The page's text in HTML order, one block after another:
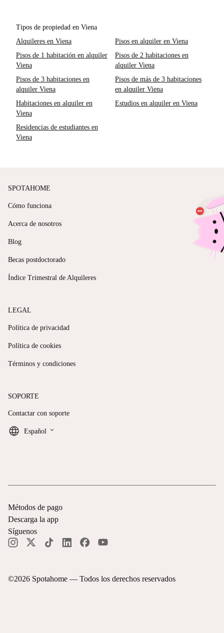
Tipos de propiedad en Viena
Alquileres en Viena
Pisos en alquiler en Viena
Pisos de 1 habitación en alquiler
Viena
Pisos de 2 habitaciones en
alquiler Viena
Pisos de 3 habitaciones en
alquiler Viena
Pisos de más de 3 habitaciones
en alquiler Viena
Habitaciones en alquiler en
Viena
Estudios en alquiler en Viena
Residencias de estudiantes en
Viena
SPOTAHOME
Cómo funciona
Acerca de nosotros
Blog
Becas postdoctorado
Índice Trimestral de Alquileres
LEGAL
Política de privacidad
Política de cookies
Términos y condiciones
SOPORTE
Contactar con soporte
Español keyboard_arrow_down
©2026 Spotahome — Todos los derechos reservados
Métodos de pago
Descarga la app
Síguenos